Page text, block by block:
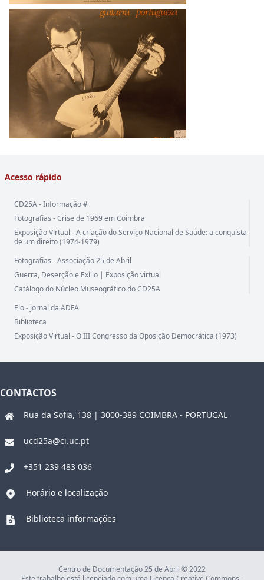
Acesso rápido
CD25A - Informação #
Fotografias - Crise de 1969 em Coimbra
Exposição Virtual - A criação do Serviço Nacional de Saúde: a conquista
de um direito (1974-1979)
Fotografias - Associação 25 de Abril
Guerra, Deserção e Exílio | Exposição virtual
Catálogo do Núcleo Museográfico do CD25A
Elo - jornal da ADFA
Biblioteca
Exposição Virtual - O III Congresso da Oposição Democrática (1973)
CONTACTOS
Rua da Sofia, 138 | 3000-389 COIMBRA - PORTUGAL
ucd25a@ci.uc.pt
+351 239 483 036
Horário e localização
Biblioteca informações
Centro de Documentação 25 de Abril © 2022